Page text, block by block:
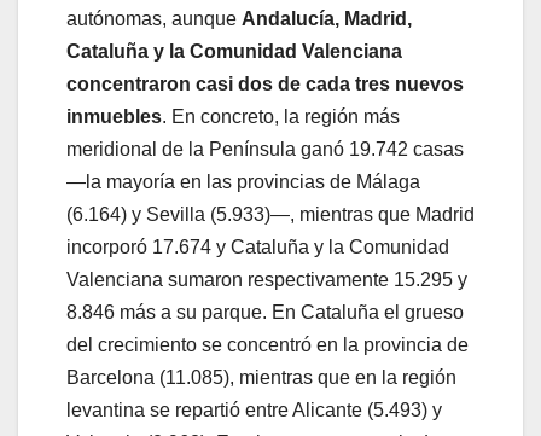
autónomas, aunque Andalucía, Madrid,
Cataluña y la Comunidad Valenciana
concentraron casi dos de cada tres nuevos
inmuebles. En concreto, la región más
meridional de la Península ganó 19.742 casas
—la mayoría en las provincias de Málaga
(6.164) y Sevilla (5.933)—, mientras que Madrid
incorporó 17.674 y Cataluña y la Comunidad
Valenciana sumaron respectivamente 15.295 y
8.846 más a su parque. En Cataluña el grueso
del crecimiento se concentró en la provincia de
Barcelona (11.085), mientras que en la región
levantina se repartió entre Alicante (5.493) y